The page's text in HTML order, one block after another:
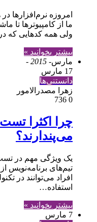
امروزه نرم‌افزارها
ما از کامپیوترها تا
ولی همه کدهایی که
بیشتر بخوانید »
مارس- 2015 -
17 مارس
دانستنی‌ها
زهرا مصدرالامور
0
چرا اکثرا
می‌پندارند؟
یک ویژگی مهم در
تیم‌های برنامه‌نویس
افراد می‌توانند در
استفاده…
بیشتر بخوانید »
7 مارس